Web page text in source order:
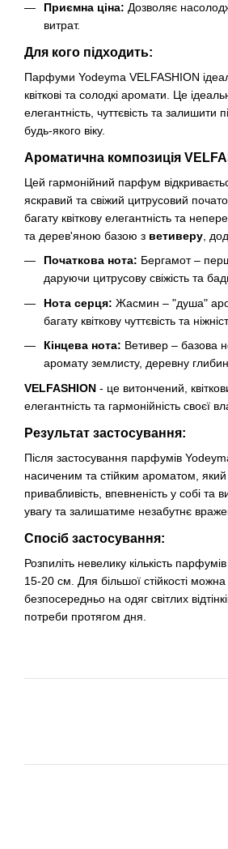
Приємна ціна: Дозволяє
витрат.
Для кого підходить:
Парфуми Yodeyma VELFASHION
квіткові та солодкі аромати. Це
елегантність, чуттєвість та залишити
будь-якого віку.
Ароматична композиція
Цей гармонійний парфум
яскравий та свіжий цитрусовий
багату квіткову елегантність та
та дерев'яною базою з ветиверу ,
Початкова нота: Бергамот –
даруючи цитрусову свіжість та
Нота серця: Жасмин – "душа"
багату квіткову чуттєвість та
Кінцева нота: Ветивер – базова
аромату землисту, деревну
VELFASHION - це витончений,
елегантність та гармонійність своєї
Результат застосування:
Після застосування парфумів
насиченим та стійким ароматом,
привабливість, впевненість у собі
увагу та залишатиме незабутнє
Спосіб застосування:
Розпиліть невелику кількість
15-20 см. Для більшої стійкості
безпосередньо на одяг світлих
потреби протягом дня.